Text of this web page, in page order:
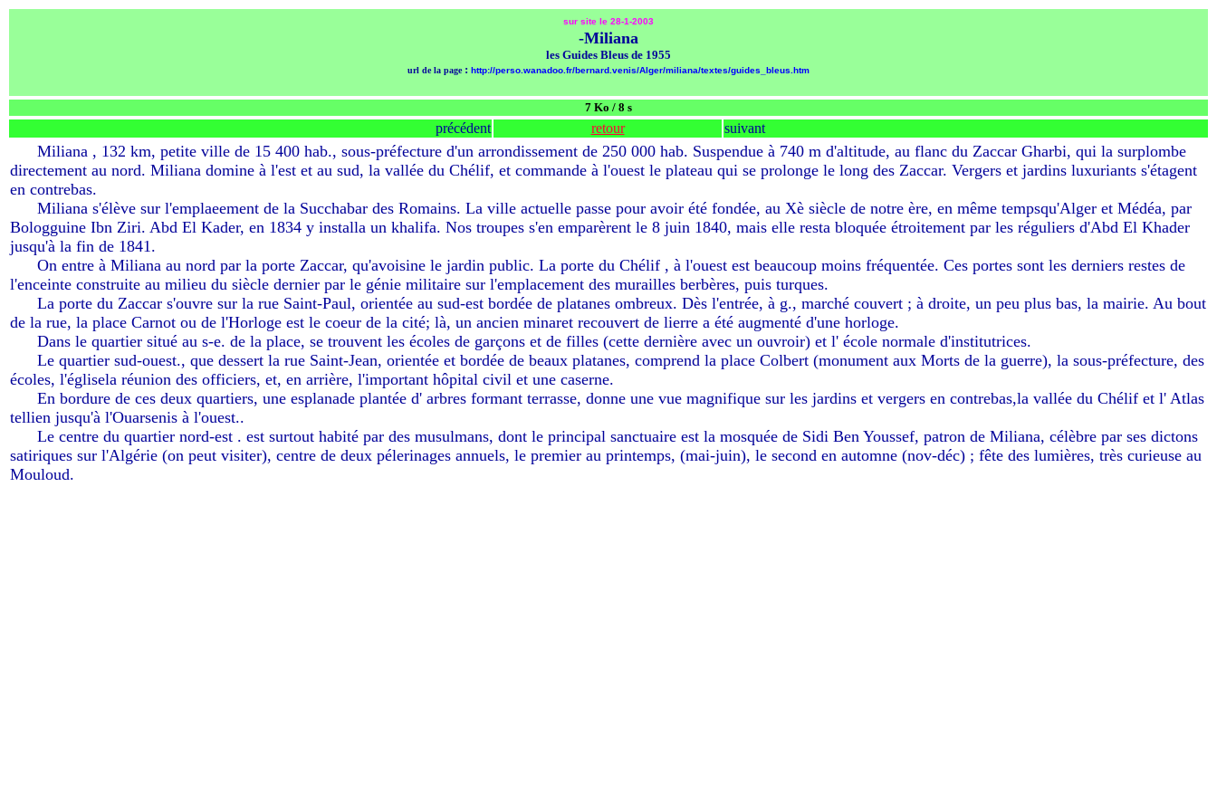
sur site le 28-1-2003
-Miliana
les Guides Bleus de 1955
url de la page: http://perso.wanadoo.fr/bernard.venis/Alger/miliana/textes/guides_bleus.htm
7 Ko / 8 s
précédent retour suivant
Miliana , 132 km, petite ville de 15 400 hab., sous-préfecture d'un arrondissement de 250 000 hab. Suspendue à 740 m d'altitude, au flanc du Zaccar Gharbi, qui la surplombe
directement au nord. Miliana domine à l'est et au sud, la vallée du Chélif, et commande à l'ouest le plateau qui se prolonge le long des Zaccar. Vergers et jardins luxuriants s'étagent
en contrebas.
Miliana s'élève sur l'emplaeement de la Succhabar des Romains. La ville actuelle passe pour avoir été fondée, au Xè siècle de notre ère, en même tempsqu'Alger et Médéa, par
Bologguine Ibn Ziri. Abd El Kader, en 1834 y installa un khalifa. Nos troupes s'en emparèrent le 8 juin 1840, mais elle resta bloquée étroitement par les réguliers d'Abd El Khader
jusqu'à la fin de 1841.
On entre à Miliana au nord par la porte Zaccar, qu'avoisine le jardin public. La porte du Chélif , à l'ouest est beaucoup moins fréquentée. Ces portes sont les derniers restes de
l'enceinte construite au milieu du siècle dernier par le génie militaire sur l'emplacement des murailles berbères, puis turques.
La porte du Zaccar s'ouvre sur la rue Saint-Paul, orientée au sud-est bordée de platanes ombreux. Dès l'entrée, à g., marché couvert ; à droite, un peu plus bas, la mairie. Au bout
de la rue, la place Carnot ou de l'Horloge est le coeur de la cité; là, un ancien minaret recouvert de lierre a été augmenté d'une horloge.
Dans le quartier situé au s-e. de la place, se trouvent les écoles de garçons et de filles (cette dernière avec un ouvroir) et l' école normale d'institutrices.
Le quartier sud-ouest., que dessert la rue Saint-Jean, orientée et bordée de beaux platanes, comprend la place Colbert (monument aux Morts de la guerre), la sous-préfecture, des
écoles, l'églisela réunion des officiers, et, en arrière, l'important hôpital civil et une caserne.
En bordure de ces deux quartiers, une esplanade plantée d' arbres formant terrasse, donne une vue magnifique sur les jardins et vergers en contrebas,la vallée du Chélif et l' Atlas
tellien jusqu'à l'Ouarsenis à l'ouest..
Le centre du quartier nord-est . est surtout habité par des musulmans, dont le principal sanctuaire est la mosquée de Sidi Ben Youssef, patron de Miliana, célèbre par ses dictons
satiriques sur l'Algérie (on peut visiter), centre de deux pélerinages annuels, le premier au printemps, (mai-juin), le second en automne (nov-déc) ; fête des lumières, très curieuse au
Mouloud.